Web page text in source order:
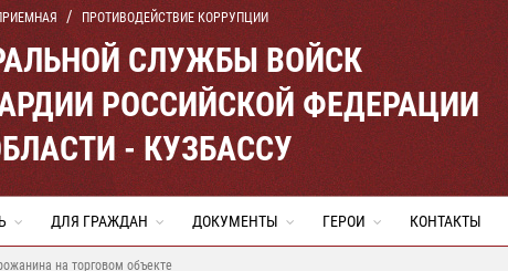
ПРОТИВОДЕЙСТВИЕ КОРРУПЦИИ
СЛУЖБЫ ВОЙСК
РОССИЙСКОЙ ФЕДЕРАЦИИ
- КУЗБАССУ
ДЛЯ ГРАЖДАН ДОКУМЕНТЫ ГЕРОИ КОНТАКТЫ
на торговом объекте